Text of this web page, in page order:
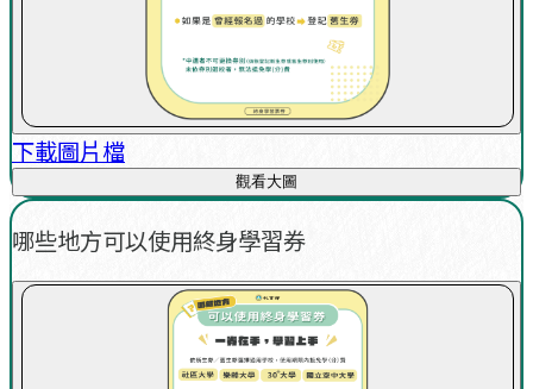
下載圖片檔
觀看大圖
哪些地方可以使用終身學習券